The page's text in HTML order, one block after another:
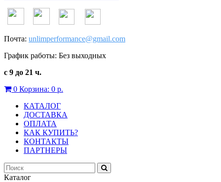
Почта: unlimperformance@gmail.com
График работы: Без выходных
с 9 до 21 ч.
0 Корзина: 0 р.
КАТАЛОГ
ДОСТАВКА
ОПЛАТА
КАК КУПИТЬ?
КОНТАКТЫ
ПАРТНЕРЫ
Каталог